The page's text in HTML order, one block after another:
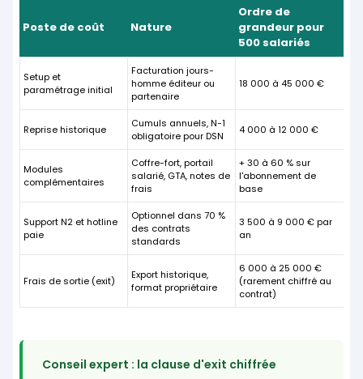
Poste de coût Nature
Ordre de
grandeur pour
500 salariés
Setup et
paramétrage initial
Facturation jours-
homme éditeur ou
partenaire
18 000 à 45 000 €
Reprise historique
Cumuls annuels, N-1
obligatoire pour DSN
4 000 à 12 000 €
Modules
complémentaires
Coffre-fort, portail
salarié, GTA, notes de
frais
+ 30 à 60 % sur
l'abonnement de
base
Support N2 et hotline
paie
Optionnel dans 70 %
des contrats
standards
3 500 à 9 000 € par
an
Frais de sortie (exit)
Export historique,
format propriétaire
6 000 à 25 000 €
(rarement chiffré au
contrat)
Conseil expert : la clause d'exit chiffrée